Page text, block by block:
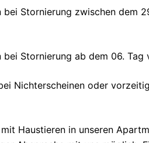
Stornierung zwischen dem
Stornierung ab dem 06.
Nichterscheinen oder
Haustieren in unseren